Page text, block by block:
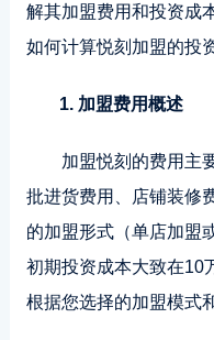
解其加盟费用和投资成
如何计算悦刻加盟的投
1. 加盟费用概述
加盟悦刻的费用主
批进货费用、店铺装修
的加盟形式（单店加盟
初期投资成本大致在10
根据您选择的加盟模式